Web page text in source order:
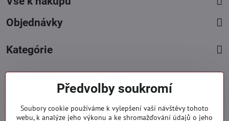
Objednávky
Kategórie
+421 919 060 751
Předvolby soukromí
Soubory cookie používáme k vylepšení vaší návštěvy tohoto
webu, k analýze jeho výkonu a ke shromažďování údajů o jeho